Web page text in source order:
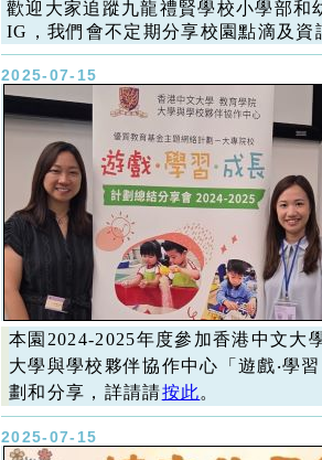
歡迎大家追蹤九龍禮賢學校小學部和
IG，我們會不定期分享校園點滴及資
2025-07-15
本園2024-2025年度參加香港中文大
大學與學校夥伴協作中心「遊戲‧學
劃和分享，詳請請按此。
2025-07-15